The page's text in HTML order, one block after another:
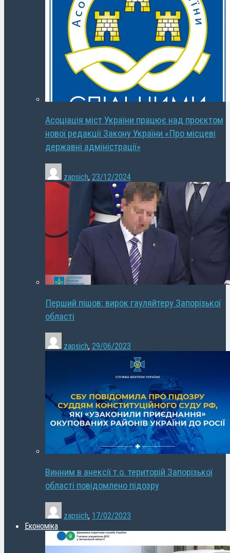
Асоціація міст України працює над проєктом
нової редакції Закону України «Про місцеві
державні адміністрації»
zapsich, 23/12/2024
Перший пішов: вирок гауляйтеру Запорізької
області
zapsich, 29/06/2023
Винним в анексії т.о. територій Запорізької
області повідомлено підозру
zapsich, 17/02/2023
Економіка